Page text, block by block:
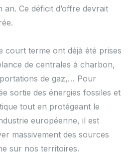
Ce déficit d’offre devrait
court terme ont déjà été prises
de centrales à charbon,
de gaz,… Pour
sortie des énergies fossiles et
tout en protégeant le
européenne, il est
massivement des sources
sur nos territoires.